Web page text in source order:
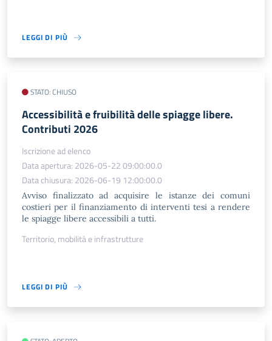
LEGGI DI PIÙ
STATO: CHIUSO
Accessibilità e fruibilità delle spiagge libere.
Contributi 2026
Iscrizione ad elenco
Data apertura: 2026-05-22 09:00:00.0
Data chiusura: 2026-06-19 12:00:00.0
Avviso finalizzato ad acquisire le istanze dei comuni
costieri per il finanziamento di interventi tesi a rendere
le spiagge libere accessibili a tutti.
Territorio, mobilità e infrastrutture
LEGGI DI PIÙ